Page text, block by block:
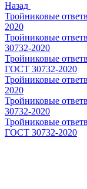
Назад
Тройниковые
2020
Тройниковые
30732-2020
Тройниковые
ГОСТ 30732-2020
Тройниковые
2020
Тройниковые
30732-2020
Тройниковые
ГОСТ 30732-2020